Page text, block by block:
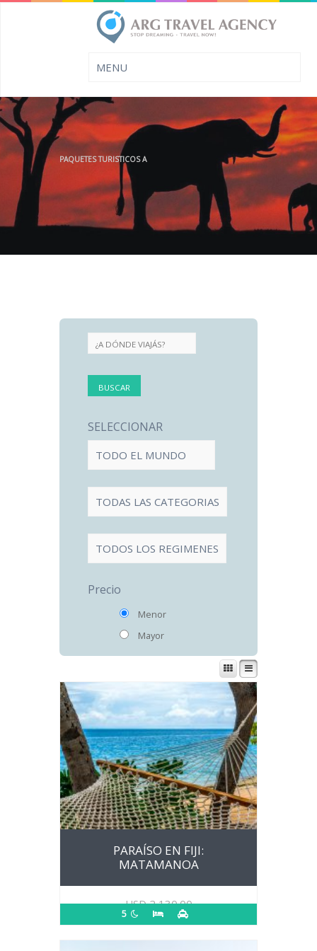
PAQUETES TURISTICOS A
SELECCIONAR
Precio
Menor
Mayor
5
PARAÍSO EN FIJI:
MATAMANOA
USD2,130.00